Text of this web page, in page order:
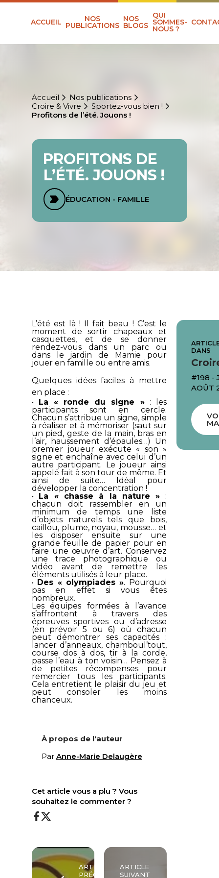
ACCUEIL NOS
PUBLICATIONS
NOS
BLOGS
QUI
SOMMES-
NOUS ?
Accueil
Nos publications
Croire & Vivre
Sportez-vous bien !
Profitons de l’été. Jouons !
PROFITONS DE
L’ÉTÉ. JOUONS !
ÉDUCATION - FAMILLE
L’été est là ! Il fait beau ! C’est le
moment de sortir chapeaux et
casquettes, et de se donner
rendez-vous dans un parc ou
dans le jardin de Mamie pour
jouer en famille ou entre amis.
Quelques idées faciles à mettre
en place :
• La « ronde du signe »: les
participants sont en cercle.
Chacun s’attribue un signe, simple
à réaliser et à mémoriser (saut sur
un pied, geste de la main, bras en
l’air, haussement d’épaules…) Un
premier joueur exécute « son »
signe et enchaîne avec celui d’un
autre participant. Le joueur ainsi
appelé fait à son tour de même. Et
ainsi de suite… Idéal pour
développer la concentration !
• La « chasse à la nature » :
chacun doit rassembler en un
minimum de temps une liste
d’objets naturels tels que bois,
caillou, plume, noyau, mousse… et
les disposer ensuite sur une
grande feuille de papier pour en
faire une œuvre d’art. Conservez
une trace photographique ou
vidéo avant de remettre les
éléments utilisés à leur place.
• Des « olympiades ». Pourquoi
pas en effet si vous êtes
nombreux.
Les équipes formées à l’avance
s’affrontent à travers des
épreuves sportives ou d’adresse
(en prévoir 5 ou 6) où chacun
peut démontrer ses capacités :
lancer d’anneaux, chamboul’tout,
course dos à dos, tir à la corde,
passe l’eau à ton voisin… Pensez à
de petites récompenses pour
remercier tous les participants.
Cela entretient le plaisir du jeu et
peut consoler les moins
chanceux.
À propos de l'auteur
Par Anne-Marie Delaugère
Cet article vous a plu ? Vous
souhaitez le commenter ?
ARTICLE
PRÉCÉDENT
ARTICLE
SUIVANT
DANS
#198 -
AOÛT